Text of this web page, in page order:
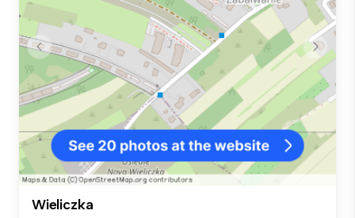
Wieliczka